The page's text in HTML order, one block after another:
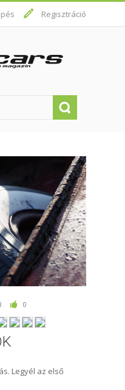
Regisztráció
0
Legyél az első